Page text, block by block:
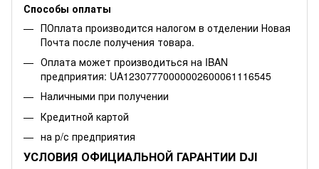
Способы оплаты
ПОплата производится налогом в отделении Новая
Почта после получения товара.
Оплата может производиться на IBAN
предприятия: UA12307770000002600061116545
Наличными при получении
Кредитной картой
на р/с предприятия
УСЛОВИЯ ОФИЦИАЛЬНОЙ ГАРАНТИИ DJI